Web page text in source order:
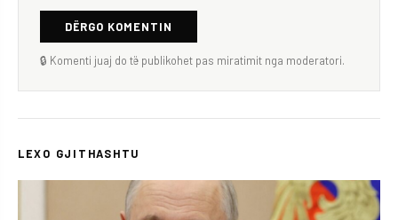
DËRGO KOMENTIN
🔒 Komenti juaj do të publikohet pas miratimit nga moderatori.
LEXO GJITHASHTU